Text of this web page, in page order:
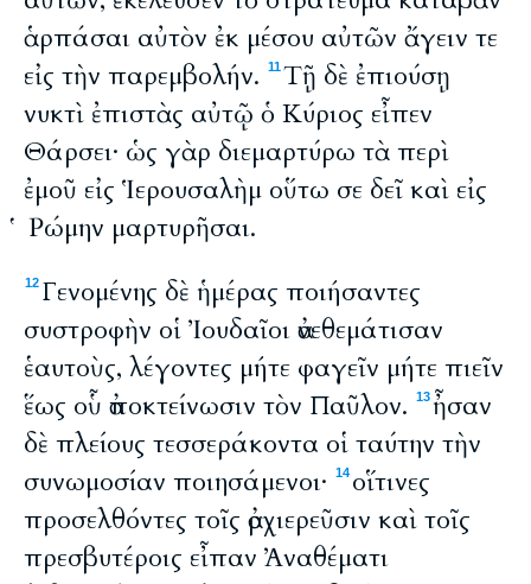
ἁρπάσαι αὐτὸν ἐκ μέσου αὐτῶν ἄγειν τε
εἰς τὴν παρεμβολήν.
11Τῇ δὲ ἐπιούσῃ
νυκτὶ ἐπιστὰς αὐτῷ ὁ Κύριος εἶπεν
Θάρσει· ὡς γὰρ διεμαρτύρω τὰ περὶ
ἐμοῦ εἰς Ἱερουσαλὴμ οὕτω σε δεῖ καὶ εἰς
Ῥώμην μαρτυρῆσαι.
12 Γενομένης δὲ ἡμέρας ποιήσαντες
συστροφὴν οἱ Ἰουδαῖοι ἀνεθεμάτισαν
ἑαυτοὺς, λέγοντες μήτε φαγεῖν μήτε πιεῖν
ἕως οὗ ἀποκτείνωσιν τὸν Παῦλον.
13ἦσαν
δὲ πλείους τεσσεράκοντα οἱ ταύτην τὴν
συνωμοσίαν ποιησάμενοι·
14 οἵτινες
προσελθόντες τοῖς ἀρχιερεῦσιν καὶ τοῖς
πρεσβυτέροις εἶπαν Ἀναθέματι